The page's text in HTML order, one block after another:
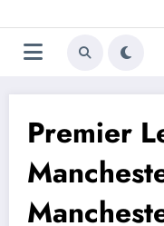
au
contenu
Premier